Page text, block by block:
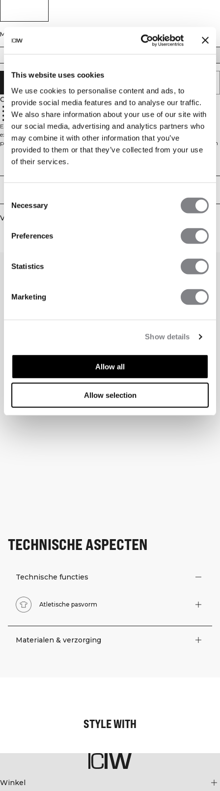
This website uses cookies
We use cookies to personalise content and ads, to
provide social media features and to analyse our traffic.
We also share information about your use of our site with
our social media, advertising and analytics partners who
may combine it with other information that you’ve
provided to them or that they’ve collected from your use
of their services.
Selection
Necessary
Preferences
Statistics
Marketing
Show details
Allow all
Allow selection
Maat
S M L XL XXL
Omschrijving
Geribde katoen
Atletische pasvorm
Geborduurd logo
Een klassieke trainingstanktop voor heren van zachte, geribde katoen met
extra stretch voor comfort en vormbehoud. Ontworpen met een atletische
pasvorm, met ribboorden bij de halslijn en armsgaten voor duurzaamheid en
een strakke afwerking, en een geborduurd ICIW-logo op de borst voor een
premium uitstraling. Ideaal voor krachtsessies of als dagelijkse basislaag; voelt
95% katoen, 5% elastaan.
Technische aspecten
Vergelijkbare producten
TECHNISCHE ASPECTEN
Technische functies
Atletische pasvorm
Materialen & verzorging
STYLE WITH
Winkel